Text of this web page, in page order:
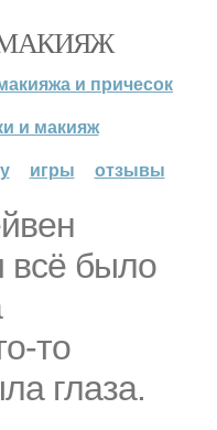
и причесок
и макияж
игры отзывы
всё было
то
глаза.